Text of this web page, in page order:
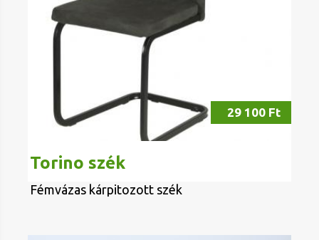
29 100 Ft
Torino szék
Fémvázas kárpitozott szék